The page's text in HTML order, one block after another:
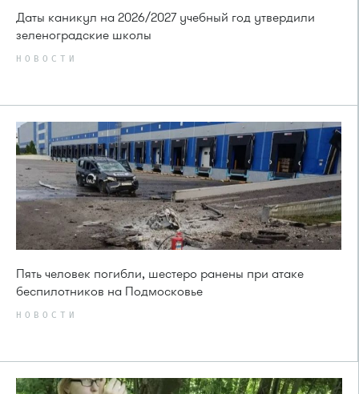
Даты каникул на 2026/2027 учебный год утвердили
зеленоградские школы
НОВОСТИ
Пять человек погибли, шестеро ранены при атаке
беспилотников на Подмосковье
НОВОСТИ